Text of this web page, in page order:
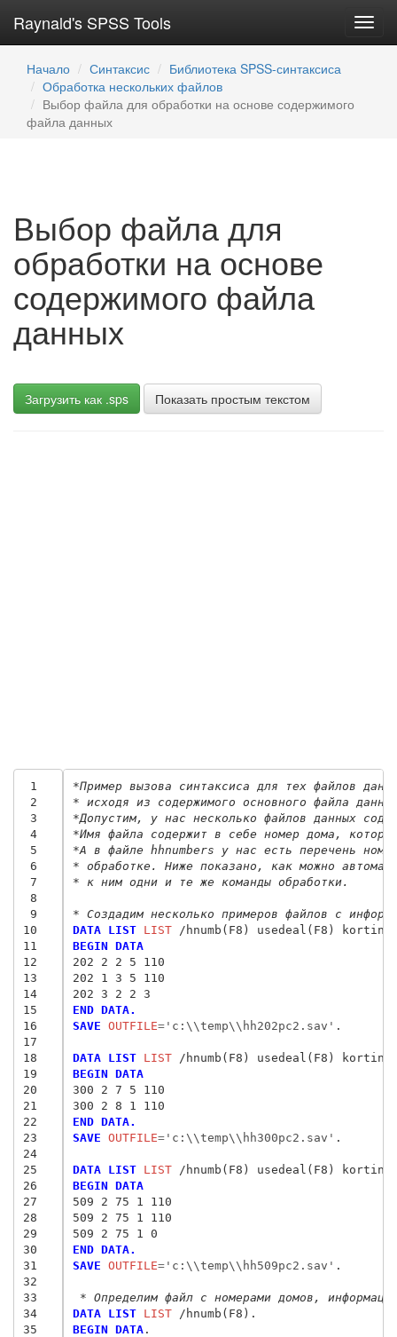
Raynald's SPSS Tools
Начало Синтаксис
Библиотека SPSS-синтаксиса
Обработка нескольких файлов
Выбор файла для обработки на основе содержимого
файла данных
Выбор файла для
обработки на основе
содержимого файла
данных
Загрузить как .sps Показать простым текстом
1
2
3
4
5
6
7
8
9
10
11
12
13
14
15
16
17
18
19
20
21
22
23
24
25
26
27
28
29
30
31
32
33
34
35
*Пример вызова синтаксиса для тех файлов
* исходя из содержимого основного файла
*Допустим, у нас несколько файлов данных
*Имя файла содержит в себе номер дома,
*А в файле hhnumbers у нас есть перечень
* обработке. Ниже показано, как можно
* к ним одни и те же команды обработки.
* Создадим несколько примеров файлов с
DATA LIST LIST
BEGIN DATA
202 2 2 5 110
202 1 3 5 110
202 3 2 2 3
END DATA.
SAVE OUTFILE='c:\\temp\\hh202pc2.sav' .
DATA LIST LIST
BEGIN DATA
300 2 7 5 110
300 2 8 1 110
END DATA.
SAVE OUTFILE='c:\\temp\\hh300pc2.sav' .
DATA LIST LIST
BEGIN DATA
509 2 75 1 110
509 2 75 1 110
509 2 75 1 0
END DATA.
SAVE OUTFILE='c:\\temp\\hh509pc2.sav' .
* Определим файл с номерами домов,
DATA LIST LIST
BEGIN DATA.